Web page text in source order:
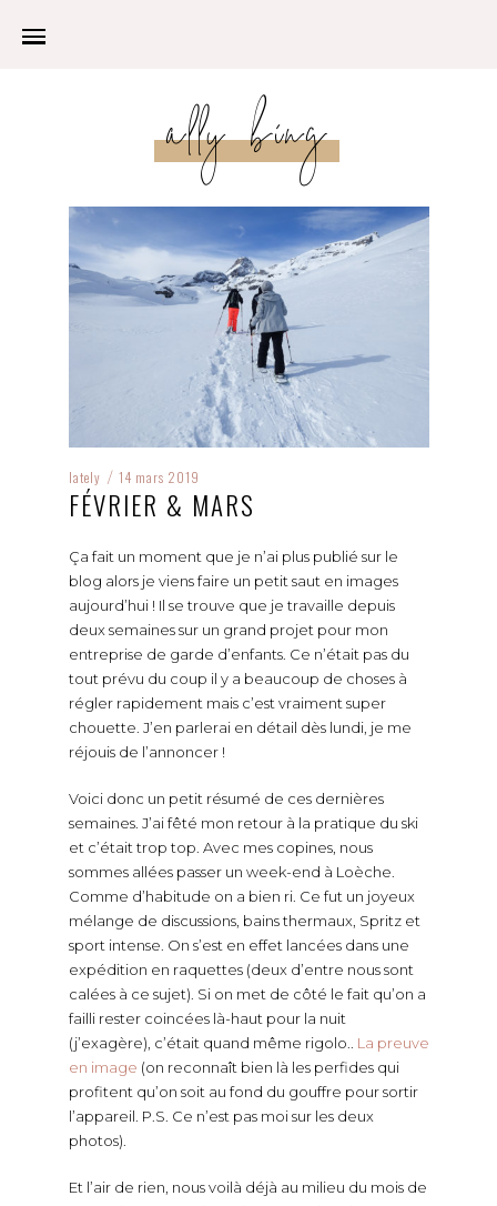
ally bing
lately / 14 mars 2019
FÉVRIER & MARS
Ça fait un moment que je n’ai plus publié sur le
blog alors je viens faire un petit saut en images
aujourd’hui ! Il se trouve que je travaille depuis
deux semaines sur un grand projet pour mon
entreprise de garde d’enfants. Ce n’était pas du
tout prévu du coup il y a beaucoup de choses à
régler rapidement mais c’est vraiment super
chouette. J’en parlerai en détail dès lundi, je me
réjouis de l’annoncer !
Voici donc un petit résumé de ces dernières
semaines. J’ai fêté mon retour à la pratique du ski
et c’était trop top. Avec mes copines, nous
sommes allées passer un week-end à Loèche.
Comme d’habitude on a bien ri. Ce fut un joyeux
mélange de discussions, bains thermaux, Spritz et
sport intense. On s’est en effet lancées dans une
expédition en raquettes (deux d’entre nous sont
calées à ce sujet). Si on met de côté le fait qu’on a
failli rester coincées là-haut pour la nuit
(j’exagère), c’était quand même rigolo.. La preuve
en image (on reconnaît bien là les perfides qui
profitent qu’on soit au fond du gouffre pour sortir
l’appareil. P.S. Ce n’est pas moi sur les deux
photos).
Et l’air de rien, nous voilà déjà au milieu du mois de